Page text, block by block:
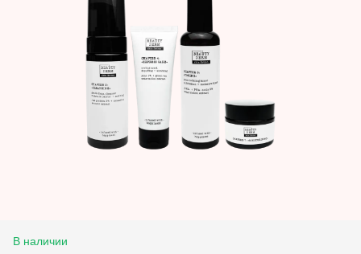
В наличии